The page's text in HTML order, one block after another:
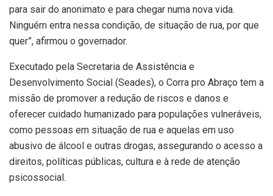
para sair do anonimato e para chegar numa nova vida.
Ninguém entra nessa condição, de situação de rua, por que
quer”, afirmou o governador.
Executado pela Secretaria de Assistência e
Desenvolvimento Social (Seades), o Corra pro Abraço tem a
missão de promover a redução de riscos e danos e
oferecer cuidado humanizado para populações vulneráveis,
como pessoas em situação de rua e aquelas em uso
abusivo de álcool e outras drogas, assegurando o acesso a
direitos, políticas públicas, cultura e à rede de atenção
psicossocial.